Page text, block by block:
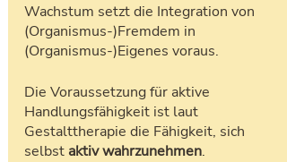
Wachstum setzt die Integration von
(Organismus-)Fremdem in
(Organismus-)Eigenes voraus.
Die Voraussetzung für aktive
Handlungsfähigkeit ist laut
Gestalttherapie die Fähigkeit, sich
selbst aktiv wahrzunehmen.